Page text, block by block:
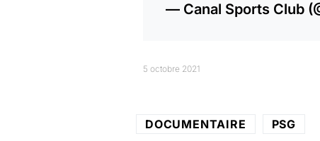
— Canal Sports Club
5 octobre 2021
DOCUMENTAIRE PSG